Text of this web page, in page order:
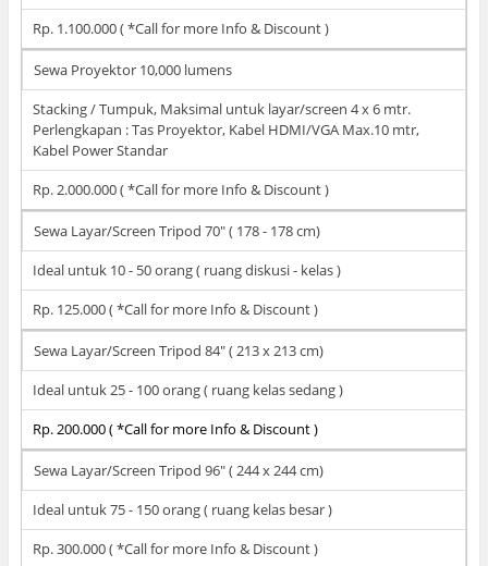
Rp. 1.100.000 ( *Call for more Info & Discount )
Sewa Proyektor 10,000 lumens
Stacking / Tumpuk, Maksimal untuk layar/screen 4 x 6 mtr.
Perlengkapan : Tas Proyektor, Kabel HDMI/VGA Max.10 mtr,
Kabel Power Standar
Rp. 2.000.000 ( *Call for more Info & Discount )
Sewa Layar/Screen Tripod 70" ( 178 - 178 cm)
Ideal untuk 10 - 50 orang ( ruang diskusi - kelas )
Rp. 125.000 ( *Call for more Info & Discount )
Sewa Layar/Screen Tripod 84" ( 213 x 213 cm)
Ideal untuk 25 - 100 orang ( ruang kelas sedang )
Rp. 200.000 ( *Call for more Info & Discount )
Sewa Layar/Screen Tripod 96" ( 244 x 244 cm)
Ideal untuk 75 - 150 orang ( ruang kelas besar )
Rp. 300.000 ( *Call for more Info & Discount )